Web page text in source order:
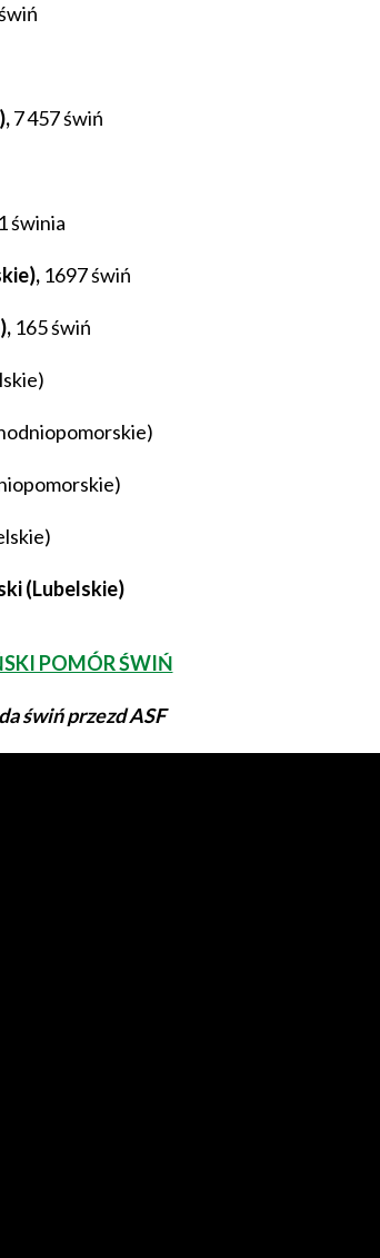
7 457 świń
świnia
1697 świń
165 świń
(Lubelskie)
POMÓR ŚWIŃ
świń przezd ASF